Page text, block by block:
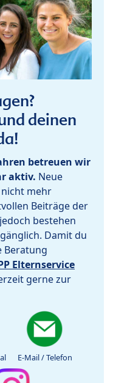
deinen
betreuen wir
aktiv. Neue
mehr
Beiträge der
bestehen
Damit du
Beratung
Elternservice
gerne zur
E-Mail / Telefon